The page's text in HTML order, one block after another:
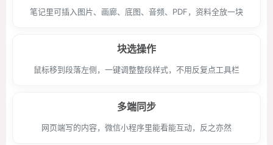
笔记里可插入图片、画廊、底图、音频、PDF，资料全放一块
块选操作
鼠标移到段落左侧，一键调整整段样式，不用反复点工具栏
多端同步
网页端写的内容，微信小程序里能看能互动，反之亦然